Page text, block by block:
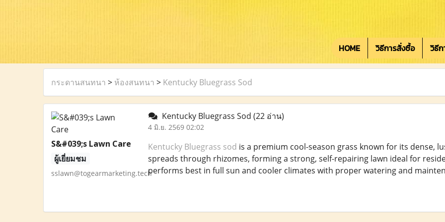
HOME วิธีการสั่งซื้อ วิธี
กระดานสนทนา > ห้องสนทนา > Kentucky Bluegrass Sod
S&#039;s Lawn Care
ผู้เยี่ยมชม
sslawn@togearmarketing.tech
Kentucky Bluegrass Sod (22 อ่าน)
4 มิ.ย. 2569 02:02
Kentucky Bluegrass sod is a premium cool-season grass known for its dense,
spreads through rhizomes, forming a strong, self-repairing lawn ideal for
performs best in full sun and cooler climates with proper watering and